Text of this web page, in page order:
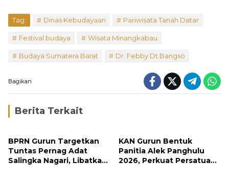
Tag: Dinas Kebudayaan Pariwisata Tanah Datar
Festival budaya Wisata Minangkabau
Budaya Sumatera Barat Dr. Febby Dt Bangso
Bagikan
Berita Terkait
BPRN Gurun Targetkan
Tuntas Pernag Adat
Salingka Nagari, Libatkan
KAN Gurun Bentuk
Panitia Alek Panghulu
2026, Perkuat Persatuan